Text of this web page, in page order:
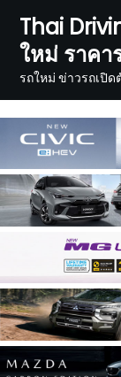
content
Thai
ใหม่ ราคา
รถใหม่ ข่าวรถเปิด